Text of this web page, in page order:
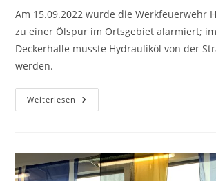
Am 15.09.2022 wurde die Werkfeuerwehr
zu einer Ölspur im Ortsgebiet alarmiert;
Deckerhalle musste Hydrauliköl von der
werden.
Weiterlesen 15.09.2022
–